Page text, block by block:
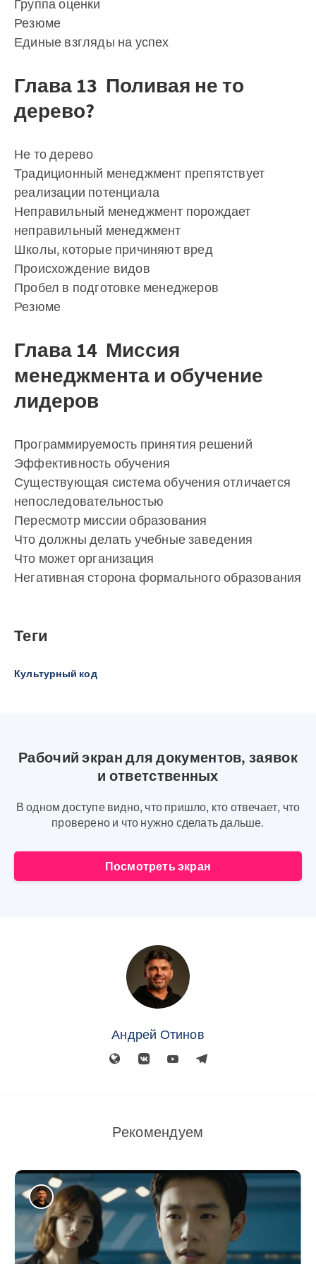
Группа оценки
Резюме
Единые взгляды на успех
Глава 13 Поливая не то
дерево?
Не то дерево
Традиционный менеджмент препятствует
реализации потенциала
Неправильный менеджмент порождает
неправильный менеджмент
Школы, которые причиняют вред
Происхождение видов
Пробел в подготовке менеджеров
Резюме
Глава 14 Миссия
менеджмента и обучение
лидеров
Программируемость принятия решений
Эффективность обучения
Существующая система обучения отличается
непоследовательностью
Пересмотр миссии образования
Что должны делать учебные заведения
Что может организация
Негативная сторона формального образования
Теги
Культурный код
Рабочий экран для документов, заявок
и ответственных
В одном доступе видно, что пришло, кто отвечает, что
проверено и что нужно сделать дальше.
Посмотреть экран
Андрей Отинов
Рекомендуем